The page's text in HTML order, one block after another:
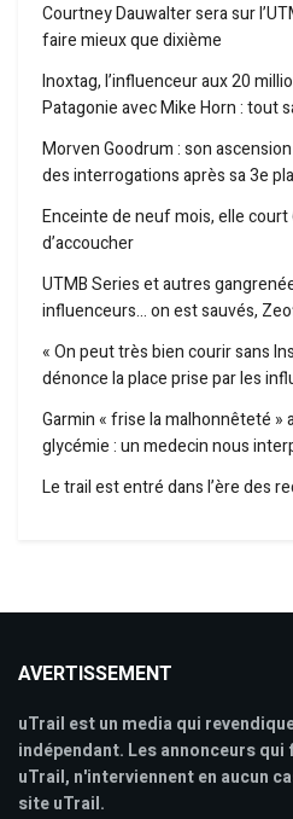
Courtney Dauwalter sera sur
faire mieux que dixième
Inoxtag, l’influenceur aux 20
Patagonie avec Mike Horn : tout
Morven Goodrum : son
des interrogations après sa 3e
Enceinte de neuf mois, elle
d’accoucher
UTMB Series et autres
influenceurs… on est sauvés,
« On peut très bien courir sans
dénonce la place prise par les
Garmin « frise la malhonnêteté »
glycémie : un medecin nous
Le trail est entré dans l’ère des
AVERTISSEMENT
uTrail est un media qui
indépendant. Les annonceurs
uTrail, n'interviennent en aucun
site uTrail.